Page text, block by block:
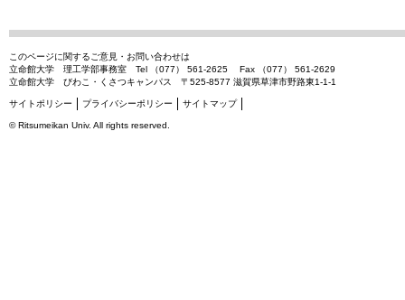
このページに関するご意見・お問い合わせは
立命館大学 理工学部事務室 Tel （077） 561-2625 Fax （077） 561-2629
立命館大学 びわこ・くさつキャンパス 〒525-8577 滋賀県草津市野路東1-1-1
サイトポリシー プライバシーポリシー サイトマップ
©Ritsumeikan Univ. All rights reserved.